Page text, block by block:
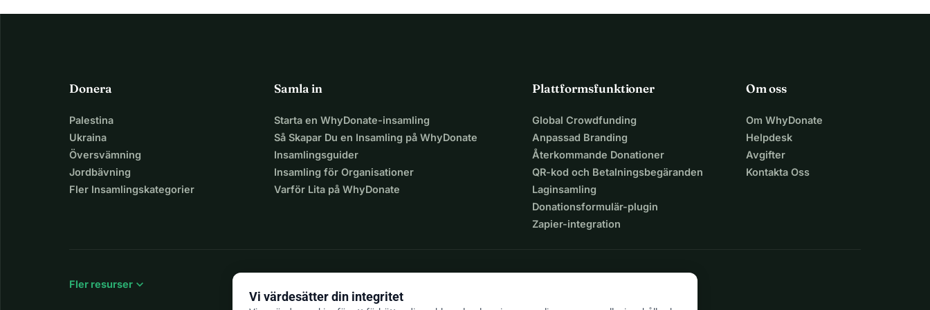
Donera
Palestina
Ukraina
Översvämning
Jordbävning
Fler Insamlingskategorier
Samla in
Starta en WhyDonate-insamling
Så Skapar Du en Insamling på WhyDonate
Insamlingsguider
Insamling för Organisationer
Varför Lita på WhyDonate
Plattformsfunktioner
Global Crowdfunding
Anpassad Branding
Återkommande Donationer
QR-kod och Betalningsbegäranden
Laginsamling
Donationsformulär-plugin
Zapier-integration
Om oss
Om WhyDonate
Helpdesk
Avgifter
Kontakta Oss
Fler resurser expand_more
Vi värdesätter din integritet